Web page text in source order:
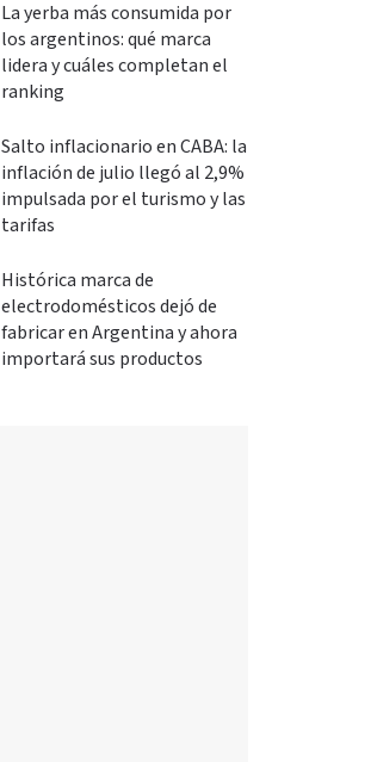
La yerba más consumida por
los argentinos: qué marca
lidera y cuáles completan el
ranking
Salto inflacionario en CABA: la
inflación de julio llegó al 2,9%
impulsada por el turismo y las
tarifas
Histórica marca de
electrodomésticos dejó de
fabricar en Argentina y ahora
importará sus productos